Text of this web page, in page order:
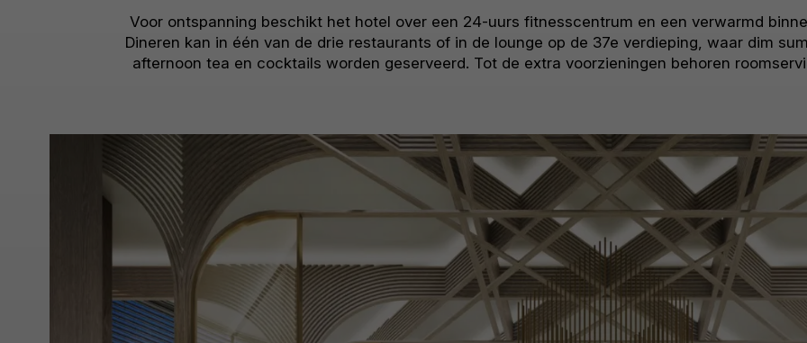
Voor ontspanning beschikt het hotel over een 24-uurs fitnesscentrum en een verwarmd
Dineren kan in één van de drie restaurants of in de lounge op de 37e verdieping, waar dim
afternoon tea en cocktails worden geserveerd. Tot de extra voorzieningen behoren